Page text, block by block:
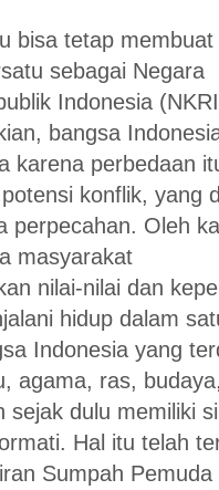
bisa tetap membuat
sebagai Negara
Indonesia
bangsa
karena perbedaan
konflik, yang
perpecahan. Oleh
masyarakat
nilai-nilai dan
hidup dalam
Indonesia yang
agama, ras,
sejak dulu memiliki
Hal itu telah
Sumpah Pemuda